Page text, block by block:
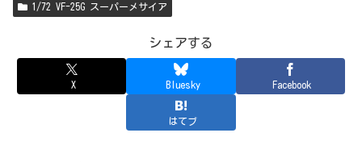
1/72 VF-25G スーパーメサイア
シェアする
X Bluesky Facebook
はてブ